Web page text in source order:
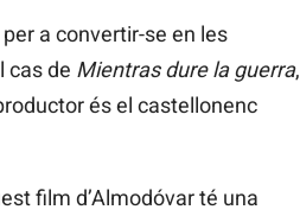
a convertir-se en les
cas de Mientras dure la guerra,
és el castellonenc
film d’Almodóvar té una